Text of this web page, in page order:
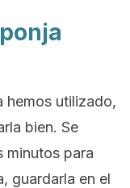
hemos utilizado,
bien. Se
minutos para
guardarla en el